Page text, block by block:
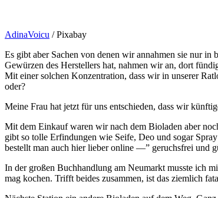
AdinaVoicu / Pixabay
Es gibt aber Sachen von denen wir annahmen sie nur
Gewürzen des Herstellers hat, nahmen wir an, dort
Mit einer solchen Konzentration, dass wir in unserer
oder?
Meine Frau hat jetzt für uns entschieden, dass wir
Mit dem Einkauf waren wir nach dem Bioladen aber
gibt so tolle Erfindungen wie Seife, Deo und sogar
bestellt man auch hier lieber online —” geruchsfrei und
In der großen Buchhandlung am Neumarkt musste ich
mag kochen. Trifft beides zusammen, ist das ziemlich